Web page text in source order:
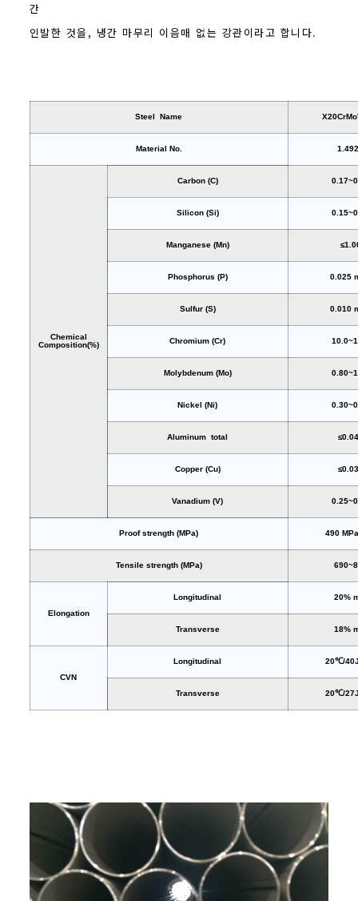
간
인발한 것을, 냉간 마무리 이음매 없는 강관이라고 합니다.
Steel Name
Material No.
Chemical
Composition(%)
Carbon (C)
Silicon (Si)
Manganese (Mn)
Phosphorus (P) 0.025
Sulfur (S) 0.010
Chromium (Cr)
Molybdenum (Mo)
Nickel (Ni)
Aluminum total
Copper (Cu)
Vanadium (V)
Proof strength (MPa) 490
Tensile strength (MPa)
Elongation
Longitudinal 20%
Transverse 18%
CVN
Longitudinal 20℃/
Transverse 20℃/